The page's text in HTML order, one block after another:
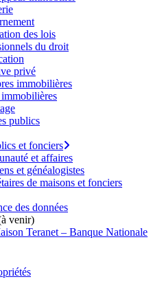
des lois
du droit
privé
immobilières
immobilières
publics
et fonciers
et affaires
et généalogistes
de maisons et fonciers
des données
venir)
Teranet – Banque Nationale